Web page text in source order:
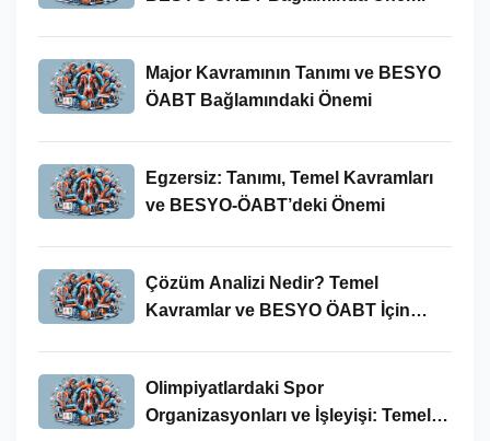
Major Kavramının Tanımı ve BESYO
ÖABT Bağlamındaki Önemi
Egzersiz: Tanımı, Temel Kavramları
ve BESYO-ÖABT’deki Önemi
Çözüm Analizi Nedir? Temel
Kavramlar ve BESYO ÖABT İçin
Olimpiyatlardaki Spor
Organizasyonları ve İşleyişi: Temel